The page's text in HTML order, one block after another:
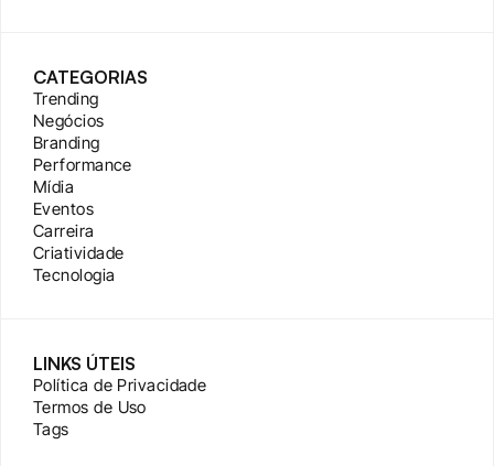
CATEGORIAS
Trending
Negócios
Branding
Performance
Mídia
Eventos
Carreira
Criatividade
Tecnologia
LINKS ÚTEIS
Política de Privacidade
Termos de Uso
Tags